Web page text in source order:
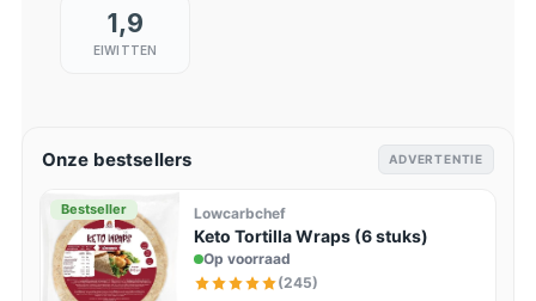
1,9
EIWITTEN
Onze bestsellers ADVERTENTIE
Bestseller Lowcarbchef
Keto Tortilla Wraps (6 stuks)
Op voorraad
(245)